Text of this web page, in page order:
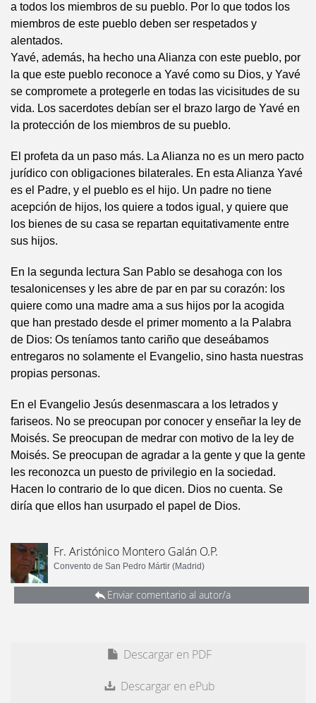
a todos los miembros de su pueblo. Por lo que todos los
miembros de este pueblo deben ser respetados y
alentados.
Yavé, además, ha hecho una Alianza con este pueblo, por
la que este pueblo reconoce a Yavé como su Dios, y Yavé
se compromete a protegerle en todas las vicisitudes de su
vida. Los sacerdotes debían ser el brazo largo de Yavé en
la protección de los miembros de su pueblo.
El profeta da un paso más. La Alianza no es un mero pacto
jurídico con obligaciones bilaterales. En esta Alianza Yavé
es el Padre, y el pueblo es el hijo. Un padre no tiene
acepción de hijos, los quiere a todos igual, y quiere que
los bienes de su casa se repartan equitativamente entre
sus hijos.
En la segunda lectura San Pablo se desahoga con los
tesalonicenses y les abre de par en par su corazón: los
quiere como una madre ama a sus hijos por la acogida
que han prestado desde el primer momento a la Palabra
de Dios: Os teníamos tanto cariño que deseábamos
entregaros no solamente el Evangelio, sino hasta nuestras
propias personas.
En el Evangelio Jesús desenmascara a los letrados y
fariseos. No se preocupan por conocer y enseñar la ley de
Moisés. Se preocupan de medrar con motivo de la ley de
Moisés. Se preocupan de agradar a la gente y que la gente
les reconozca un puesto de privilegio en la sociedad.
Hacen lo contrario de lo que dicen. Dios no cuenta. Se
diría que ellos han usurpado el papel de Dios.
Fr. Aristónico Montero Galán O.P.
Convento de San Pedro Mártir (Madrid)
Enviar comentario al autor/a
Descargar en PDF
Descargar en ePub